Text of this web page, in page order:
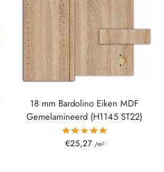
18 mm Bardolino Eiken MDF
Gemelamineerd (H1145 ST22)
€25,27 /m²